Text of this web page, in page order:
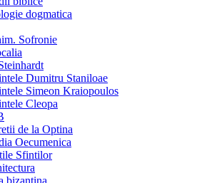
dogmatica
Sofronie
Dumitru Staniloae
Simeon Kraiopoulos
Cleopa
de la Optina
Oecumenica
Sfintilor
bizantina